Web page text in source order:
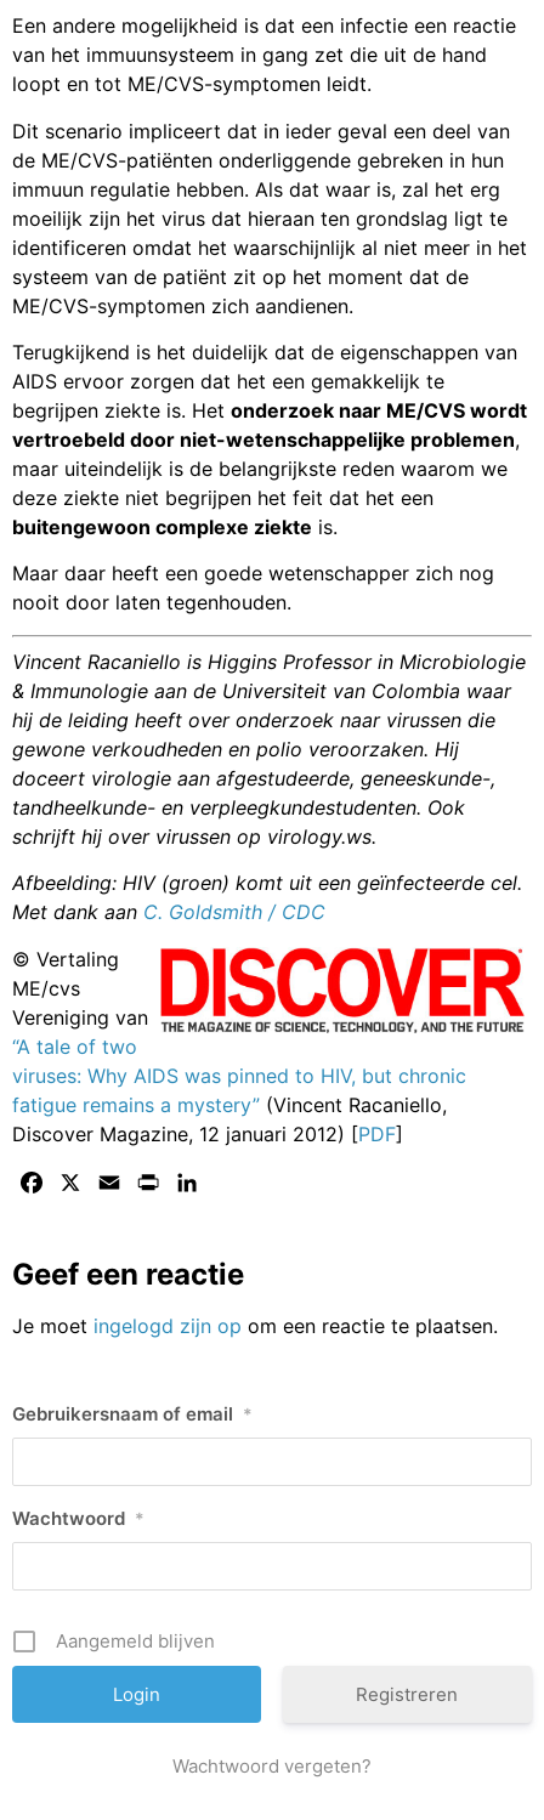
Een andere mogelijkheid is dat een infectie een reactie
van het immuunsysteem in gang zet die uit de hand
loopt en tot ME/CVS-symptomen leidt.
Dit scenario impliceert dat in ieder geval een deel van
de ME/CVS-patiënten onderliggende gebreken in hun
immuun regulatie hebben. Als dat waar is, zal het erg
moeilijk zijn het virus dat hieraan ten grondslag ligt te
identificeren omdat het waarschijnlijk al niet meer in het
systeem van de patiënt zit op het moment dat de
ME/CVS-symptomen zich aandienen.
Terugkijkend is het duidelijk dat de eigenschappen van
AIDS ervoor zorgen dat het een gemakkelijk te
begrijpen ziekte is. Het onderzoek naar ME/CVS wordt
vertroebeld door niet-wetenschappelijke problemen,
maar uiteindelijk is de belangrijkste reden waarom we
deze ziekte niet begrijpen het feit dat het een
buitengewoon complexe ziekte is.
Maar daar heeft een goede wetenschapper zich nog
nooit door laten tegenhouden.
Vincent Racaniello is Higgins Professor in Microbiologie
& Immunologie aan de Universiteit van Colombia waar
hij de leiding heeft over onderzoek naar virussen die
gewone verkoudheden en polio veroorzaken. Hij
doceert virologie aan afgestudeerde, geneeskunde-,
tandheelkunde- en verpleegkundestudenten. Ook
schrijft hij over virussen op virology.ws.
Afbeelding: HIV (groen) komt uit een geïnfecteerde cel.
Met dank aan C. Goldsmith / CDC
© Vertaling
ME/cvs
Vereniging van
“A tale of two
viruses: Why AIDS was pinned to HIV, but chronic
fatigue remains a mystery” (Vincent Racaniello,
Discover Magazine, 12 januari 2012) [PDF]
Facebook Email Print
Geef een reactie
Je moet ingelogd zijn op om een reactie te plaatsen.
Gebruikersnaam of email *
Wachtwoord *
Aangemeld blijven
Registreren
Wachtwoord vergeten?